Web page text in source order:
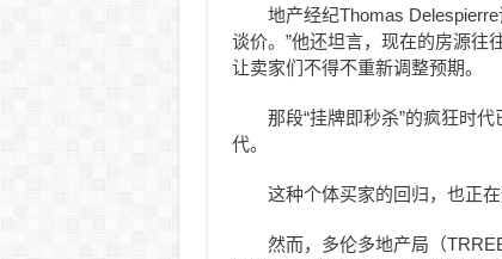
地产经纪Thomas
谈价。”他还坦言，现在的房源往
让卖家们不得不重新调整预期。
那段“挂牌即秒杀”的疯狂时
代。
这种个体买家的回归，也正
然而，多伦多地产局（